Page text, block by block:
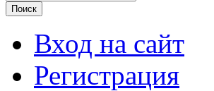
Вход на сайт
Регистрация